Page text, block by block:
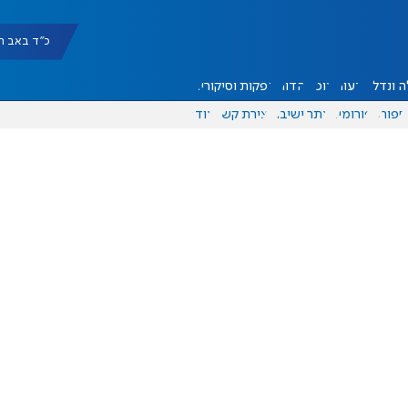
כ"ד באב תשפ"ו
ונדל"ן דעות אוכל יהדות הפקות וסיקורים
ספורט פורומים אתר ישיבה יצירת קשר עוד